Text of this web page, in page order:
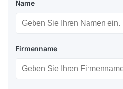
Name
Firmenname